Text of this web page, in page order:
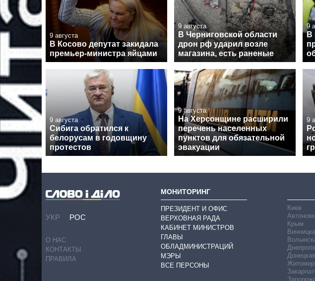
9 августа
В Косово депутат закидала
премьер-министра яйцами
9 августа
В Черниговской области
дрон рф ударил возле
магазина, есть раненые
9
В
9 августа
Сибига обратился к
белорусам в годовщину
протестов
9 августа
На Херсонщине расширили
перечень населенных
пунктов для обязательной
эвакуации
9
УКР РОС
О НАС
КОНТАКТЫ
ПРАВИЛА
МОНИТОРИНГ
ПРЕЗИДЕНТ И ОФИС
ВЕРХОВНАЯ РАДА
КАБИНЕТ МИНИСТРОВ
ГЛАВЫ
ОБЛАДМИНИСТРАЦИЙ
МЭРЫ
ВСЕ ПЕРСОНЫ
Киев
Крым